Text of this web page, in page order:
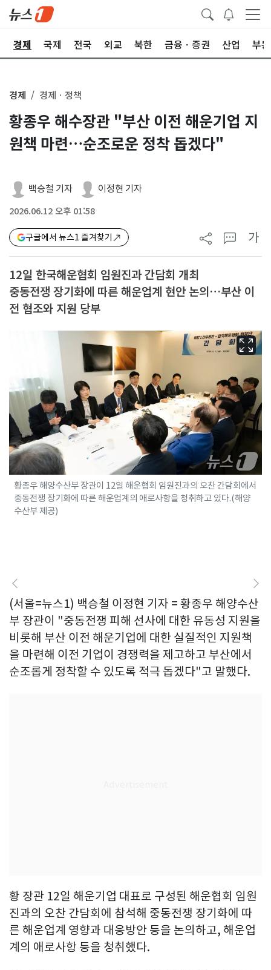
경제 국제 전국 외교 북한 금융ㆍ증권 산업 부
경제 경제ㆍ정책
황종우 해수장관 "부산 이전 해운기업 지
원책 마련…순조로운 정착 돕겠다"
백승철 기자 이정현 기자
2026.06.12 오후 01:58
구글에서 뉴스1 즐겨찾기 가
12일 한국해운협회 임원진과 간담회 개최
중동전쟁 장기화에 따른 해운업계 현안 논의…부산 이
전 협조와 지원 당부
황종우 해양수산부 장관이 12일 해운협회 임원진과의 오찬 간담회에서
중동전쟁 장기화에 따른 해운업계의 애로사항을 청취하고 있다.(해양
수산부 제공)
(서울=뉴스1) 백승철 이정현 기자 = 황종우 해양수산
부 장관이 "중동전쟁 피해 선사에 대한 유동성 지원을
비롯해 부산 이전 해운기업에 대한 실질적인 지원책
을 마련해 이전 기업이 경쟁력을 제고하고 부산에서
순조롭게 정착할 수 있도록 적극 돕겠다"고 말했다.
황 장관 12일 해운기업 대표로 구성된 해운협회 임원
진과의 오찬 간담회에 참석해 중동전쟁 장기화에 따
른 해운업계 영향과 대응방안 등을 논의하고, 해운업
계의 애로사항 등을 청취했다.